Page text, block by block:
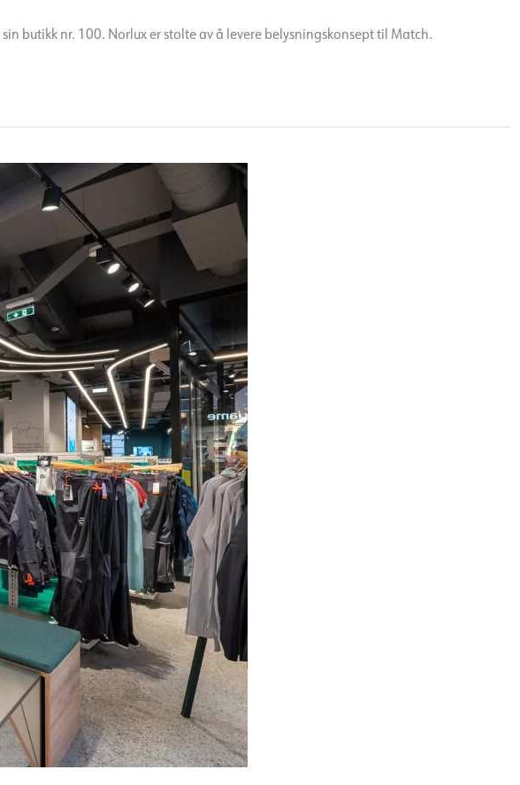
butikk nr. 100. Norlux er stolte av å levere belysningskonsept til Match.